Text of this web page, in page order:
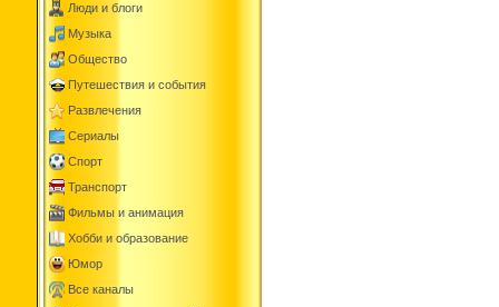
Люди и блоги
Музыка
Общество
Путешествия и события
Развлечения
Сериалы
Спорт
Транспорт
Фильмы и анимация
Хобби и образование
Юмор
Все каналы